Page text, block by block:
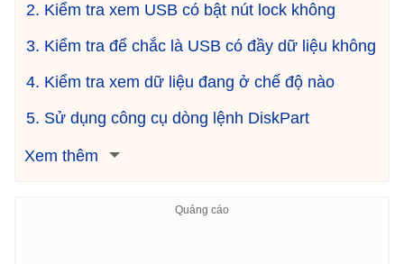
2. Kiểm tra xem USB có bật nút lock không
3. Kiểm tra để chắc là USB có đầy dữ liệu không
4. Kiểm tra xem dữ liệu đang ở chế độ nào
5. Sử dụng công cụ dòng lệnh DiskPart
Xem thêm